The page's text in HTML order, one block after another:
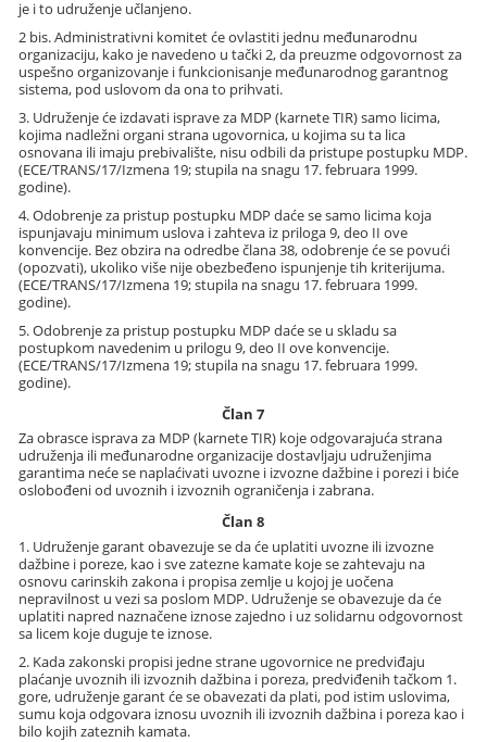
je i to udruženje učlanjeno.
2 bis. Administrativni komitet će ovlastiti jednu međunarodnu
organizaciju, kako je navedeno u tački 2, da preuzme odgovornost za
uspešno organizovanje i funkcionisanje međunarodnog garantnog
sistema, pod uslovom da ona to prihvati.
3. Udruženje će izdavati isprave za MDP (karnete TIR) samo licima,
kojima nadležni organi strana ugovornica, u kojima su ta lica
osnovana ili imaju prebivalište, nisu odbili da pristupe postupku MDP.
(ECE/TRANS/17/Izmena 19; stupila na snagu 17. februara 1999.
godine).
4. Odobrenje za pristup postupku MDP daće se samo licima koja
ispunjavaju minimum uslova i zahteva iz priloga 9, deo II ove
konvencije. Bez obzira na odredbe člana 38, odobrenje će se povući
(opozvati), ukoliko više nije obezbeđeno ispunjenje tih kriterijuma.
(ECE/TRANS/17/Izmena 19; stupila na snagu 17. februara 1999.
godine).
5. Odobrenje za pristup postupku MDP daće se u skladu sa
postupkom navedenim u prilogu 9, deo II ove konvencije.
(ECE/TRANS/17/Izmena 19; stupila na snagu 17. februara 1999.
godine).
Član 7
Za obrasce isprava za MDP (karnete TIR) koje odgovarajuća strana
udruženja ili međunarodne organizacije dostavljaju udruženjima
garantima neće se naplaćivati uvozne i izvozne dažbine i porezi i biće
oslobođeni od uvoznih i izvoznih ograničenja i zabrana.
Član 8
1. Udruženje garant obavezuje se da će uplatiti uvozne ili izvozne
dažbine i poreze, kao i sve zatezne kamate koje se zahtevaju na
osnovu carinskih zakona i propisa zemlje u kojoj je uočena
nepravilnost u vezi sa poslom MDP. Udruženje se obavezuje da će
uplatiti napred naznačene iznose zajedno i uz solidarnu odgovornost
sa licem koje duguje te iznose.
2. Kada zakonski propisi jedne strane ugovornice ne predviđaju
plaćanje uvoznih ili izvoznih dažbina i poreza, predviđenih tačkom 1.
gore, udruženje garant će se obavezati da plati, pod istim uslovima,
sumu koja odgovara iznosu uvoznih ili izvoznih dažbina i poreza kao i
bilo kojih zateznih kamata.